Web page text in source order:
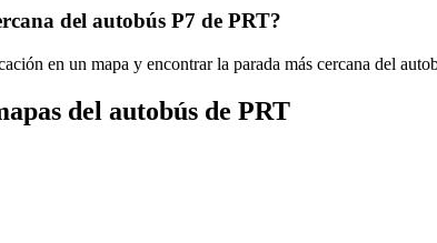
del autobús P7 de PRT?
en un mapa y encontrar la parada más cercana del
del autobús de PRT